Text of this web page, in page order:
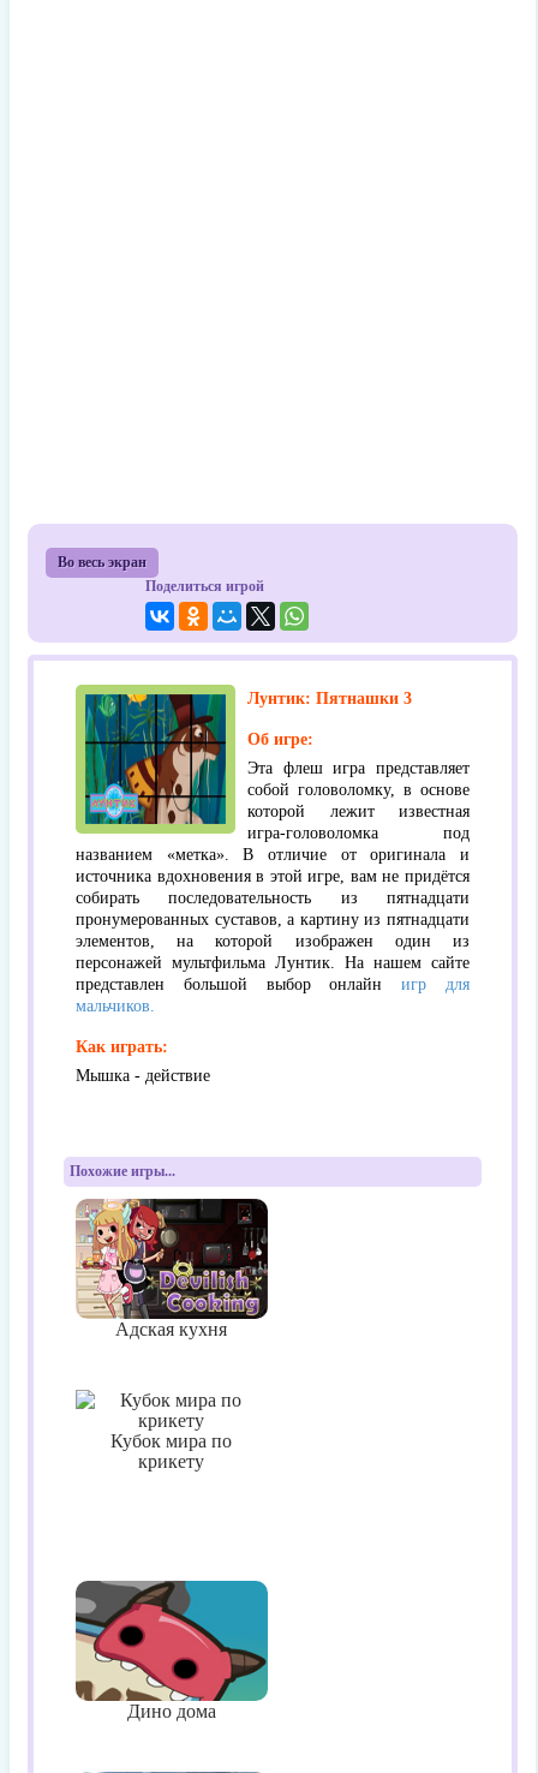
Во весь экран
Поделиться игрой
Лунтик: Пятнашки 3
Об игре:
Эта флеш игра представляет
собой головоломку, в основе
которой лежит известная
игра-головоломка под
названием «метка». В отличие от оригинала и
источника вдохновения в этой игре, вам не придётся
собирать последовательность из пятнадцати
пронумерованных суставов, а картину из пятнадцати
элементов, на которой изображен один из
персонажей мультфильма Лунтик. На нашем сайте
представлен большой выбор онлайнигр для
мальчиков.
Как играть:
Мышка - действие
Похожие игры...
Адская кухня
Кубок мира по
крикету
Дино дома